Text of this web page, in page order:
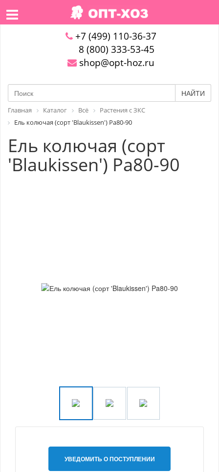
+7 (499) 110-36-37
8 (800) 333-53-45
shop@opt-hoz.ru
НАЙТИ
Главная Каталог Всё
Растения с ЗКС
Ель колючая (сорт 'Blaukissen') Pa80-90
Ель колючая (сорт
'Blaukissen') Pa80-90
УВЕДОМИТЬ О ПОСТУПЛЕНИИ